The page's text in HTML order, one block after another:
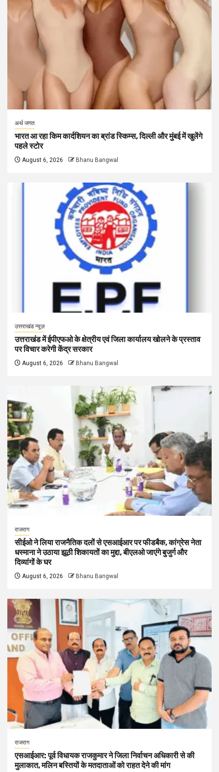
अर्थ जगत
भारत आ रहा किम कार्दशियन का ब्रांड स्किम्स, दिल्ली और मुंबई में खुलेंगे
पहले स्टोर
August 6, 2026 Bhanu Bangwal
उत्तराखंड न्यूज़
उत्तराखंड में ईपीएफओ के क्षेत्रीय एवं जिला कार्यालय खोलने के प्रस्ताव
पर विचार करेगी केंद्र सरकार
August 6, 2026 Bhanu Bangwal
राजराग
सीईओ ने लिया राजनैतिक दलों से एसआईआर पर फीडबैक, कांग्रेस नेता
धस्माना ने उठाया झूठी शिकायतों का मुद्दा, बीएलओ जाएंगे बुजुर्ग और
दिव्यांगों के घर
August 6, 2026 Bhanu Bangwal
राजराग
एसआईआर: पूर्व विधायक राजकुमार ने जिला निर्वाचन अधिकारी से की
मुलाकात, मलिन बस्तियों के मतदाताओं को राहत देने की मांग